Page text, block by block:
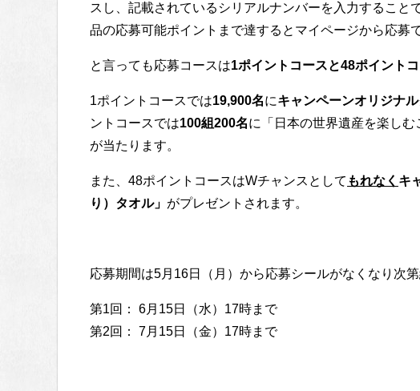
スし、記載されているシリアルナンバーを入力すること
品の応募可能ポイントまで達するとマイページから応募
と言っても応募コースは1ポイントコースと48ポイント
1ポイントコースでは19,900名にキャンペーンオリジナ
ントコースでは100組200名に「日本の世界遺産を楽しむ
が当たります。
また、48ポイントコースはWチャンスとして もれなく キ
り）タオル」 がプレゼントされます。
応募期間は5月16日（月）から応募シールがなくなり次
第1回： 6月15日（水）17時まで
第2回： 7月15日（金）17時まで